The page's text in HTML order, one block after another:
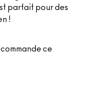
parfait pour des
!
ce